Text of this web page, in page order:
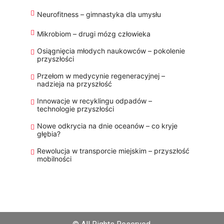
Neurofitness – gimnastyka dla umysłu
Mikrobiom – drugi mózg człowieka
Osiągnięcia młodych naukowców – pokolenie
przyszłości
Przełom w medycynie regeneracyjnej –
nadzieja na przyszłość
Innowacje w recyklingu odpadów –
technologie przyszłości
Nowe odkrycia na dnie oceanów – co kryje
głębia?
Rewolucja w transporcie miejskim – przyszłość
mobilności